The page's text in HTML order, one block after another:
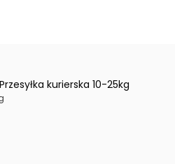
kurierska 10-25kg